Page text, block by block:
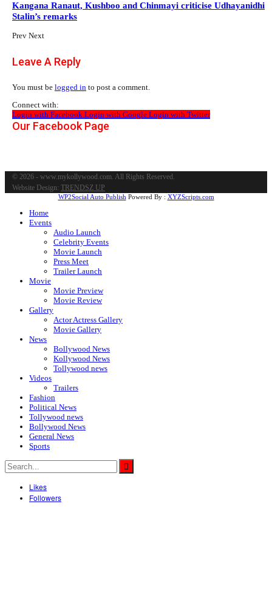
Kangana Ranaut, Kushboo and Chinmayi criticise Udhayanidhi
Stalin’s remarks
Prev Next
Leave A Reply
You must be logged in to post a comment.
Connect with:
Login with Facebook Login with Google Login with Twitter
Our Facebook Page
© 2026 - www.mykollywood.com. All Rights Reserved.
Website Design: TRENDSZ UP
WP2Social Auto PublishPowered By : XYZScripts.com
Home
Events
Audio Launch
Celebrity Events
Movie Launch
Press Meet
Trailer Launch
Movie
Movie Preview
Movie Review
Gallery
Actor Actress Gallery
Movie Gallery
News
Bollywood News
Kollywood News
Tollywood news
Videos
Trailers
Fashion
Political News
Tollywood news
Bollywood News
General News
Sports
Likes
Followers